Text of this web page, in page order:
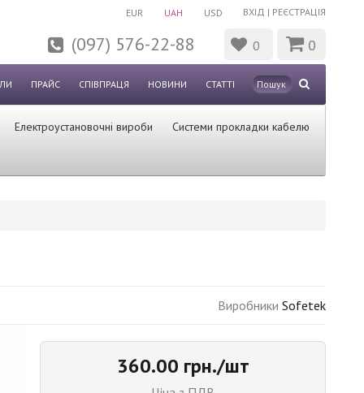
ВХІД | РЕЄСТРАЦІЯ
EUR UAH USD
(097) 576-22-88 0 0
ПРАЙС СПІВПРАЦЯ НОВИНИ СТАТТІ
Електроустановочні вироби Системи прокладки кабелю
Виробники Sofetek
360.00 грн./шт